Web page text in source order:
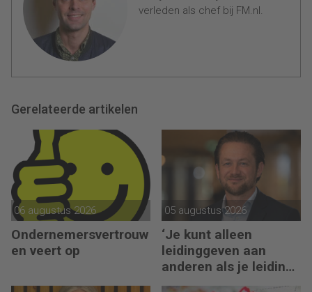
verleden als chef bij FM.nl.
Gerelateerde artikelen
06 augustus 2026
Ondernemersvertrouw
en veert op
05 augustus 2026
‘Je kunt alleen
leidinggeven aan
anderen als je leiding
kunt geven aan jezelf’